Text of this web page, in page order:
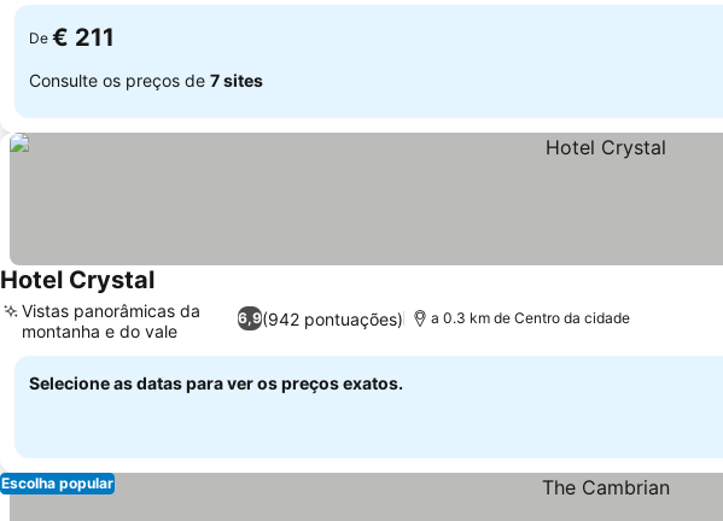
De € 211
Consulte os preços de 7 sites
Hotel Crystal
6,9(942 pontuações)
Vistas panorâmicas da
montanha e do vale
a 0.3 km de Centro da cidade
Selecione as datas para ver os preços exatos.
Escolha popular